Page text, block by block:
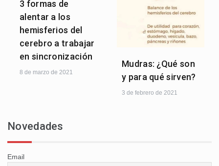
3 formas de
alentar a los
hemisferios del
cerebro a trabajar
en sincronización
8 de marzo de 2021
Mudras: ¿Qué son
y para qué sirven?
3 de febrero de 2021
Novedades
Email